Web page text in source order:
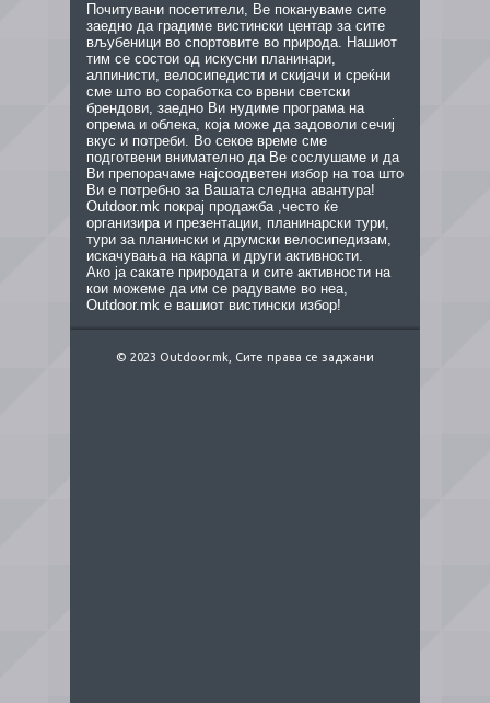
Почитувани посетители, Ве покануваме сите
заедно да градиме вистински центар за сите
вљубеници во спортовите во природа. Нашиот
тим се состои од искусни планинари,
алпинисти, велосипедисти и скијачи и среќни
сме што во соработка со врвни светски
брендови, заедно Ви нудиме програма на
опрема и облека, која може да задоволи сечиј
вкус и потреби. Во секое време сме
подготвени внимателно да Ве сослушаме и да
Ви препорачаме најсоодветен избор на тоа што
Ви е потребно за Вашата следна авантура!
Outdoor.mk покрај продажба ,често ќе
организира и презентации, планинарски тури,
тури за планински и друмски велосипедизам,
искачувања на карпа и други активности.
Ако ја сакате природата и сите активности на
кои можеме да им се радуваме во неа,
Outdoor.mk е вашиот вистински избор!
© 2023 Outdoor.mk, Сите права се заджани